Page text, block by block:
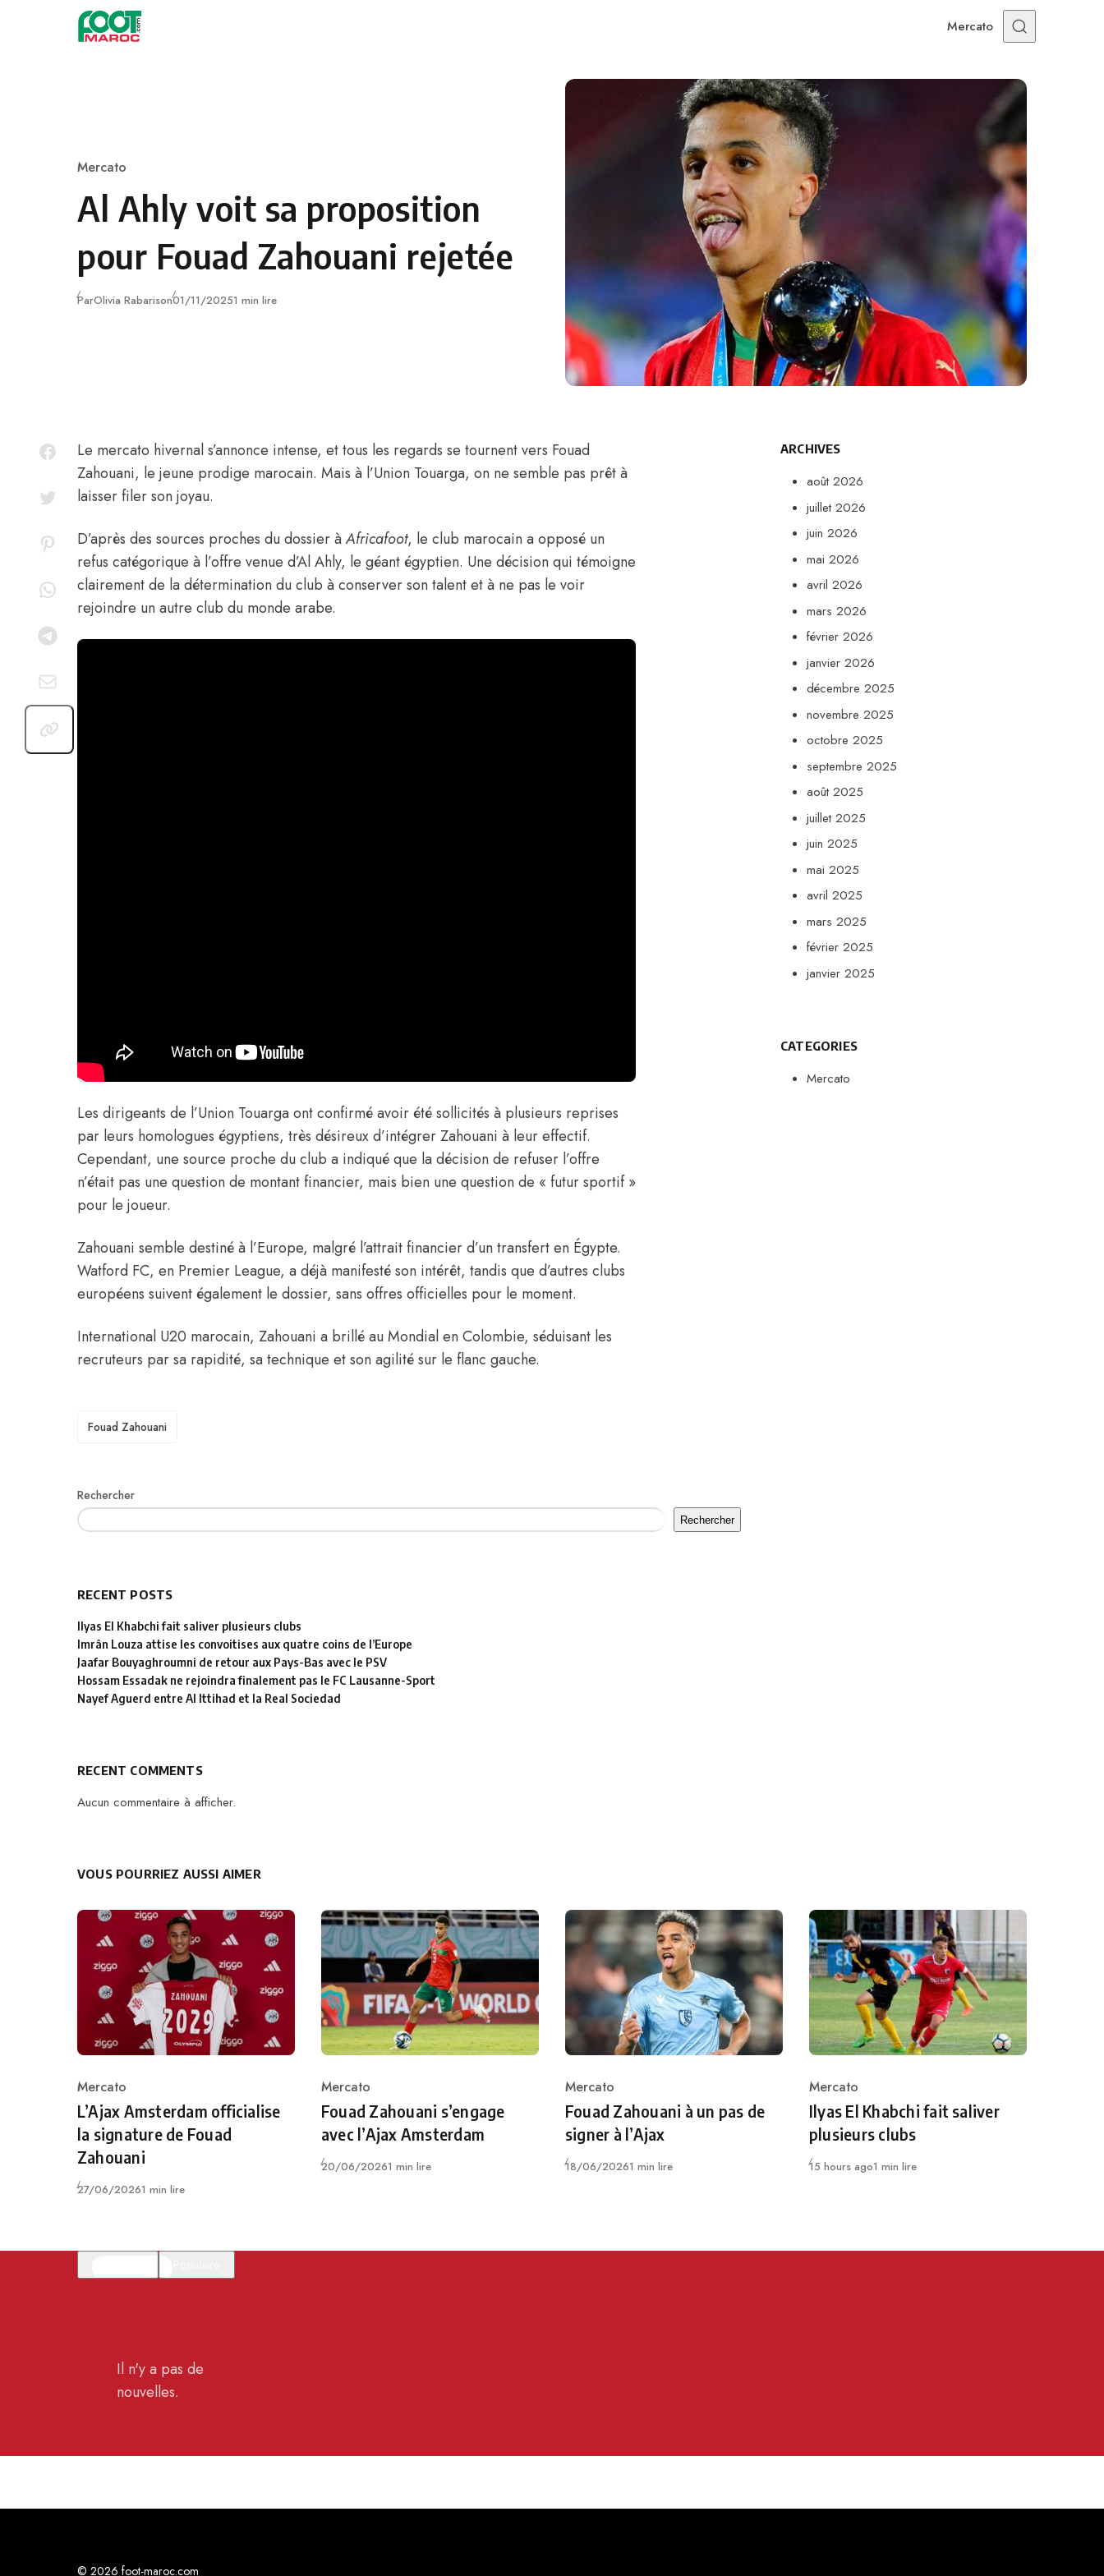
Skip to content
Mercato
Category
Mercato
Al Ahly voit sa proposition
pour Fouad Zahouani rejetée
ParOlivia RabarisonPublié
01/11/20251 min lire
Le mercato hivernal s’annonce intense, et tous les regards se tournent vers Fouad
Zahouani, le jeune prodige marocain. Mais à l’Union Touarga, on ne semble pas prêt à
laisser filer son joyau.
D’après des sources proches du dossier àAfricafoot, le club marocain a opposé un
refus catégorique à l’offre venue d’Al Ahly, le géant égyptien. Une décision qui témoigne
clairement de la détermination du club à conserver son talent et à ne pas le voir
rejoindre un autre club du monde arabe.
Les dirigeants de l’Union Touarga ont confirmé avoir été sollicités à plusieurs reprises
par leurs homologues égyptiens, très désireux d’intégrer Zahouani à leur effectif.
Cependant, une source proche du club a indiqué que la décision de refuser l’offre
n’était pas une question de montant financier, mais bien une question de « futur sportif »
pour le joueur.
Zahouani semble destiné à l’Europe, malgré l’attrait financier d’un transfert en Égypte.
Watford FC, en Premier League, a déjà manifesté son intérêt, tandis que d’autres clubs
européens suivent également le dossier, sans offres officielles pour le moment.
International U20 marocain, Zahouani a brillé au Mondial en Colombie, séduisant les
recruteurs par sa rapidité, sa technique et son agilité sur le flanc gauche.
TAGS
Fouad Zahouani
Rechercher
Rechercher
RECENT POSTS
Ilyas El Khabchi fait saliver plusieurs clubs
Imrân Louza attise les convoitises aux quatre coins de l’Europe
Jaafar Bouyaghroumni de retour aux Pays-Bas avec le PSV
Hossam Essadak ne rejoindra finalement pas le FC Lausanne-Sport
Nayef Aguerd entre Al Ittihad et la Real Sociedad
RECENT COMMENTS
Aucun commentaire à afficher.
ARCHIVES
août 2026
juillet 2026
juin 2026
mai 2026
avril 2026
mars 2026
février 2026
janvier 2026
décembre 2025
novembre 2025
octobre 2025
septembre 2025
août 2025
juillet 2025
juin 2025
mai 2025
avril 2025
mars 2025
février 2025
janvier 2025
CATEGORIES
Mercato
VOUS POURRIEZ AUSSI AIMER
Category
Mercato
L’Ajax Amsterdam officialise
la signature de Fouad
Zahouani
Publié
27/06/20261 min lire
Category
Mercato
Fouad Zahouani s’engage
avec l’Ajax Amsterdam
Publié
20/06/20261 min lire
Category
Mercato
Fouad Zahouani à un pas de
signer à l’Ajax
Publié
18/06/20261 min lire
Category
Mercato
Ilyas El Khabchi fait saliver
plusieurs clubs
Publié
15 hours ago1 min lire
Il n'y a pas de
nouvelles.
© 2026 foot-maroc.com